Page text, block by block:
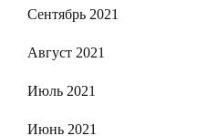
Сентябрь 2021
Август 2021
Июль 2021
Июнь 2021